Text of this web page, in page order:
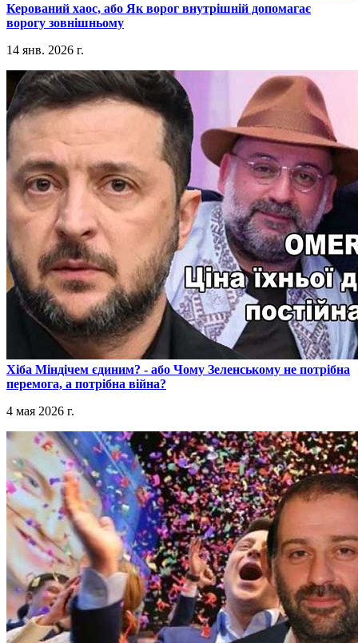
​Керований хаос, або Як ворог внутрішній допомагає
ворогу зовнішньому
14 янв. 2026 г.
​Хіба Міндічем єдиним? - або Чому Зеленському не потрібна
перемога, а потрібна війна?
4 мая 2026 г.